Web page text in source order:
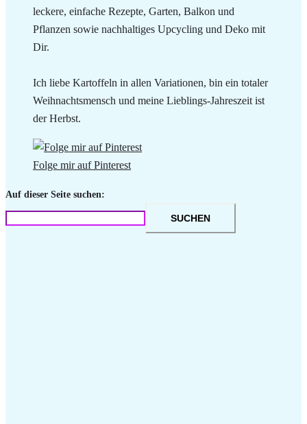
leckere, einfache Rezepte, Garten, Balkon und
Pflanzen sowie nachhaltiges Upcycling und Deko mit
Dir.
Ich liebe Kartoffeln in allen Variationen, bin ein totaler
Weihnachtsmensch und meine Lieblings-Jahreszeit ist
der Herbst.
Folge mir auf Pinterest
Auf dieser Seite suchen:
SUCHEN